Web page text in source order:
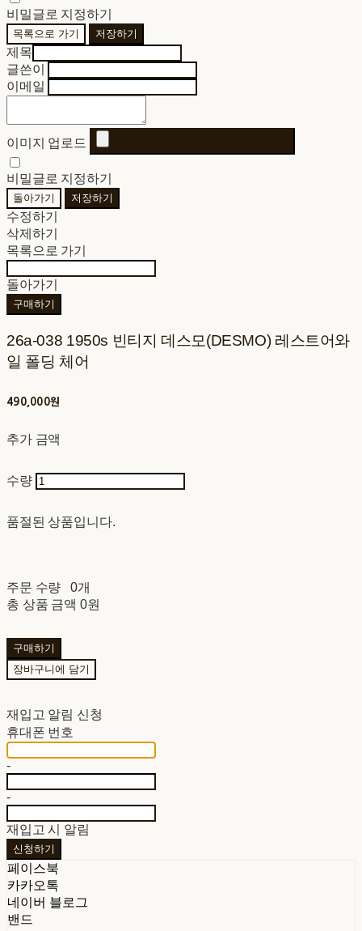
비밀글로 지정하기
목록으로 가기 저장하기
제목
글쓴이
이메일
이미지 업로드
비밀글로 지정하기
돌아가기 저장하기
수정하기
삭제하기
목록으로 가기
돌아가기
구매하기
26a-038 1950s 빈티지 데스모(DESMO) 레스트어와
일 폴딩 체어
490,000원
추가 금액
수량
품절된 상품입니다.
주문 수량
0개
총 상품 금액 0원
구매하기
장바구니에 담기
재입고 알림 신청
휴대폰 번호
-
-
재입고 시 알림
신청하기
페이스북
카카오톡
네이버 블로그
밴드